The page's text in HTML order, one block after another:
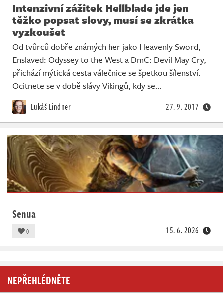
Intenzivní zážitek Hellblade jde jen
těžko popsat slovy, musí se zkrátka
vyzkoušet
Od tvůrců dobře známých her jako Heavenly Sword,
Enslaved: Odyssey to the West a DmC: Devil May Cry,
přichází mýtická cesta válečnice se špetkou šílenství.
Ocitnete se v době slávy Vikingů, kdy se…
Lukáš Lindner 27. 9. 2017
Senua
0 15. 6. 2026
NEPŘEHLÉDNĚTE